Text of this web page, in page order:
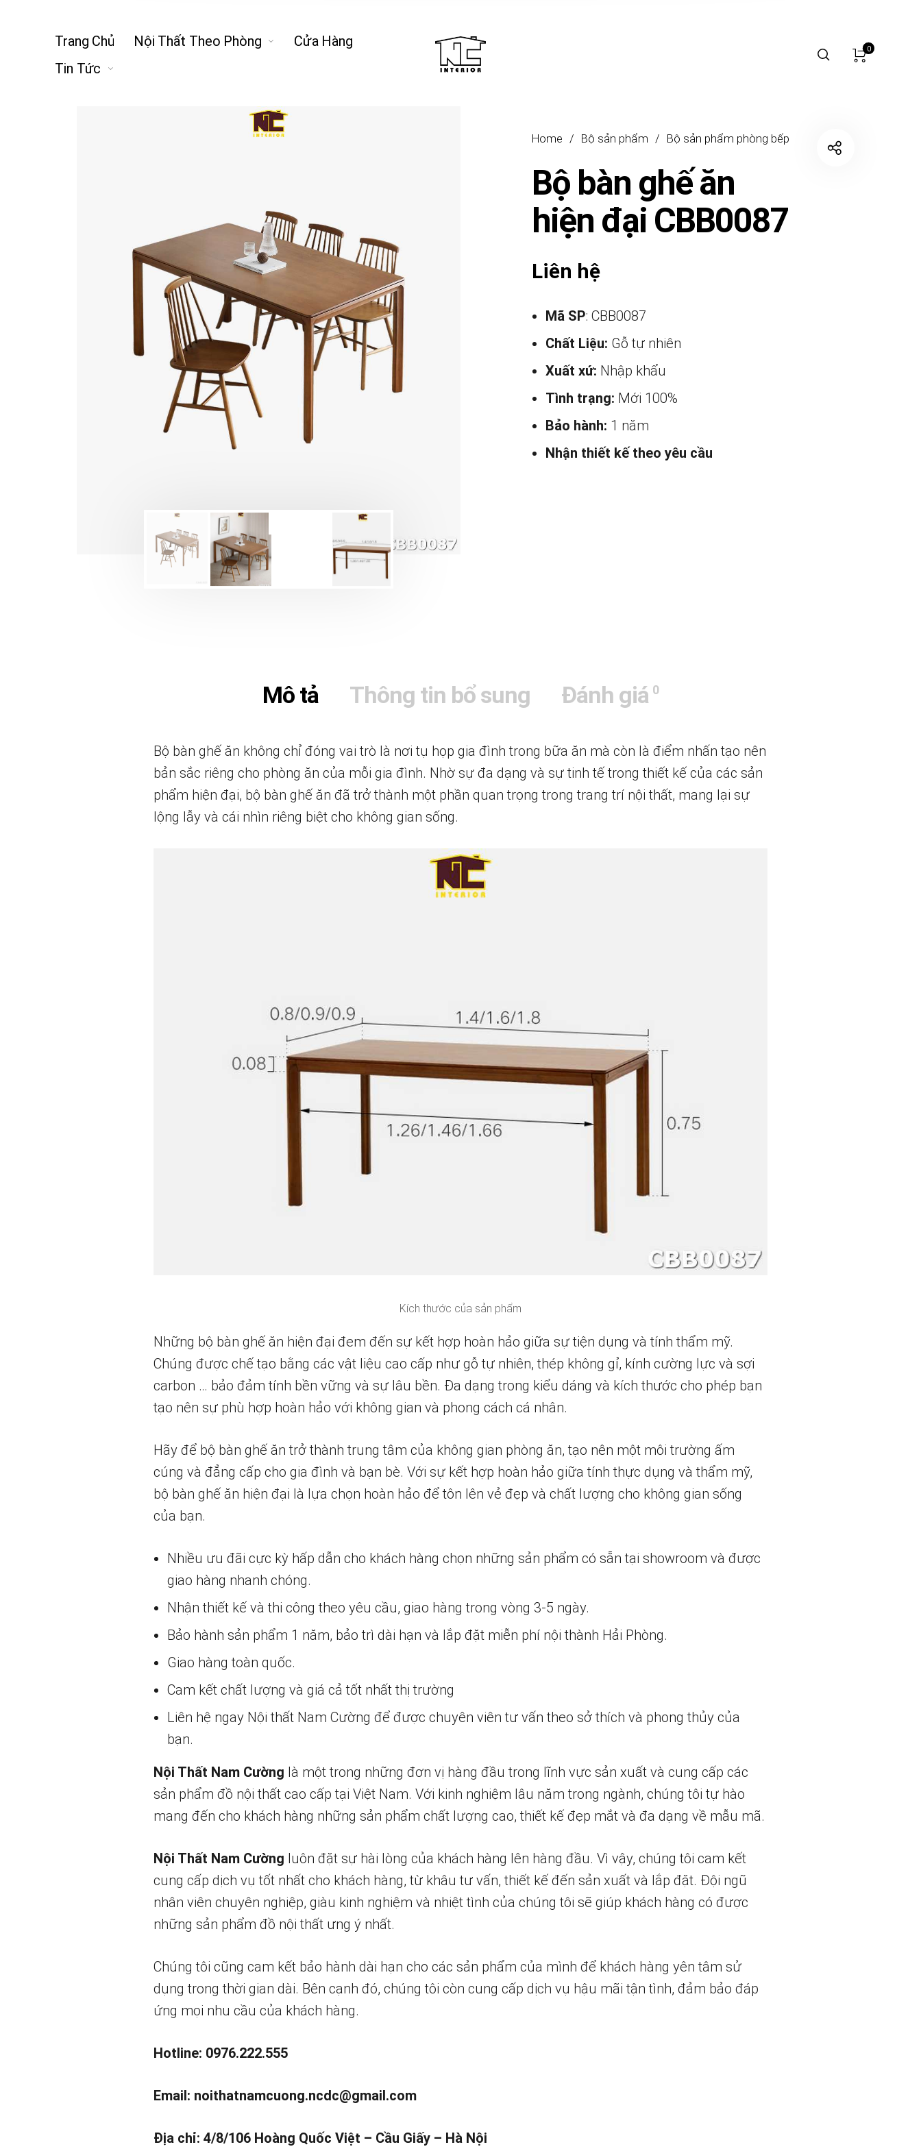
Trang Chủ Nội Thất Theo Phòng
Cửa Hàng
Tin Tức
0
Home / Bộ sản phẩm / Bộ sản phẩm phòng bếp
Bộ bàn ghế ăn
hiện đại CBB0087
Liên hệ
Mã SP: CBB0087
Chất Liệu: Gỗ tự nhiên
Xuất xứ: Nhập khẩu
Tình trạng: Mới 100%
Bảo hành: 1 năm
Nhận thiết kế theo yêu cầu
Mô tả Thông tin bổ sung Đánh giá 0
Bộ bàn ghế ăn không chỉ đóng vai trò là nơi tụ họp gia đình trong bữa ăn mà còn là điểm nhấn tạo nên
bản sắc riêng cho phòng ăn của mỗi gia đình. Nhờ sự đa dạng và sự tinh tế trong thiết kế của các sản
phẩm hiện đại, bộ bàn ghế ăn đã trở thành một phần quan trọng trong trang trí nội thất, mang lại sự
lộng lẫy và cái nhìn riêng biệt cho không gian sống.
Kích thước của sản phẩm
Những bộ bàn ghế ăn hiện đại đem đến sự kết hợp hoàn hảo giữa sự tiện dụng và tính thẩm mỹ.
Chúng được chế tạo bằng các vật liệu cao cấp như gỗ tự nhiên, thép không gỉ, kính cường lực và sợi
carbon … bảo đảm tính bền vững và sự lâu bền. Đa dạng trong kiểu dáng và kích thước cho phép bạn
tạo nên sự phù hợp hoàn hảo với không gian và phong cách cá nhân.
Hãy để bộ bàn ghế ăn trở thành trung tâm của không gian phòng ăn, tạo nên một môi trường ấm
cúng và đẳng cấp cho gia đình và bạn bè. Với sự kết hợp hoàn hảo giữa tính thực dụng và thẩm mỹ,
bộ bàn ghế ăn hiện đại là lựa chọn hoàn hảo để tôn lên vẻ đẹp và chất lượng cho không gian sống
của bạn.
Nhiều ưu đãi cực kỳ hấp dẫn cho khách hàng chọn những sản phẩm có sẵn tại showroom và được
giao hàng nhanh chóng.
Nhận thiết kế và thi công theo yêu cầu, giao hàng trong vòng 3-5 ngày.
Bảo hành sản phẩm 1 năm, bảo trì dài hạn và lắp đặt miễn phí nội thành Hải Phòng.
Giao hàng toàn quốc.
Cam kết chất lượng và giá cả tốt nhất thị trường
Liên hệ ngay Nội thất Nam Cường để được chuyên viên tư vấn theo sở thích và phong thủy của
bạn.
Nội Thất Nam Cường là một trong những đơn vị hàng đầu trong lĩnh vực sản xuất và cung cấp các
sản phẩm đồ nội thất cao cấp tại Việt Nam. Với kinh nghiệm lâu năm trong ngành, chúng tôi tự hào
mang đến cho khách hàng những sản phẩm chất lượng cao, thiết kế đẹp mắt và đa dạng về mẫu mã.
Nội Thất Nam Cường luôn đặt sự hài lòng của khách hàng lên hàng đầu. Vì vậy, chúng tôi cam kết
cung cấp dịch vụ tốt nhất cho khách hàng, từ khâu tư vấn, thiết kế đến sản xuất và lắp đặt. Đội ngũ
nhân viên chuyên nghiệp, giàu kinh nghiệm và nhiệt tình của chúng tôi sẽ giúp khách hàng có được
những sản phẩm đồ nội thất ưng ý nhất.
Chúng tôi cũng cam kết bảo hành dài hạn cho các sản phẩm của mình để khách hàng yên tâm sử
dụng trong thời gian dài. Bên cạnh đó, chúng tôi còn cung cấp dịch vụ hậu mãi tận tình, đảm bảo đáp
ứng mọi nhu cầu của khách hàng.
Hotline: 0976.222.555
Email: noithatnamcuong.ncdc@gmail.com
Địa chỉ: 4/8/106 Hoàng Quốc Việt – Cầu Giấy – Hà Nội